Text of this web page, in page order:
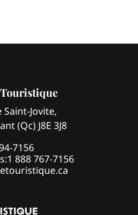
Jovite,
(Qc) J8E 3J8
7156
1 888 767-7156